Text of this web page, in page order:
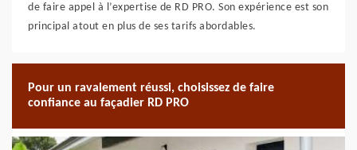
de faire appel à l’expertise de RD PRO. Son expérience est son
principal atout en plus de ses tarifs abordables.
Pour un ravalement réussi, choisissez de faire
confiance au façadier RD PRO